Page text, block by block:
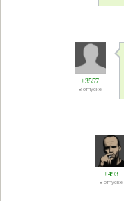
+3557
В отпуске
+493
В отпуске